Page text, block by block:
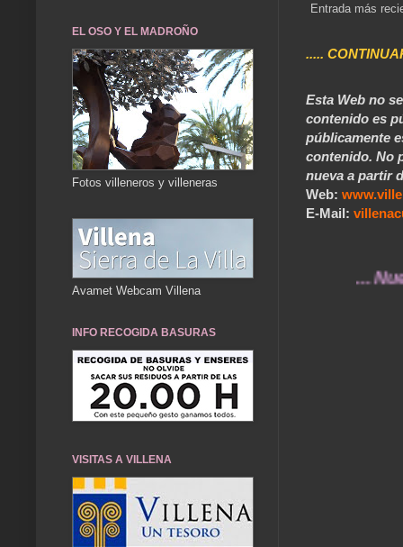
Entrada más
.....
Esta Web no
contenido es
públicamente
contenido. No
nueva a partir
Web:
E-Mail:
... Nuestros
EL OSO Y EL MADROÑO
Fotos villeneros y villeneras
Avamet Webcam Villena
INFO RECOGIDA BASURAS
VISITAS A VILLENA